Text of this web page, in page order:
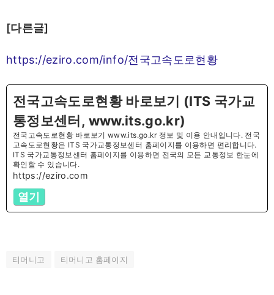
[다른글]
https://eziro.com/info/전국고속도로현황
전국고속도로현황 바로보기 (ITS 국가교
통정보센터, www.its.go.kr)
전국고속도로현황 바로보기 www.its.go.kr 정보 및 이용 안내입니다. 전국
고속도로현황은 ITS 국가교통정보센터 홈페이지를 이용하면 편리합니다.
ITS 국가교통정보센터 홈페이지를 이용하면 전국의 모든 교통정보 한눈에
확인할 수 있습니다.
https://eziro.com
열기
티머니고 티머니고 홈페이지